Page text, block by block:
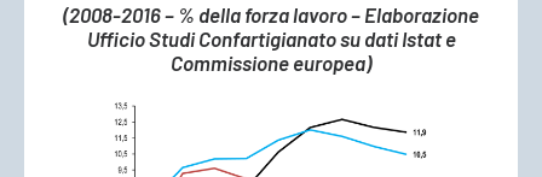
(2008-2016 – % della forza lavoro – Elaborazione
Ufficio Studi Confartigianato su dati Istat e
Commissione europea)